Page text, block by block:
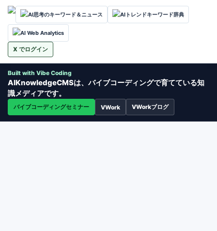
AI思考のキーワード＆ニュース AIトレンドキーワード辞典
AI Web Analytics
X でログイン
Built with Vibe Coding
AIKnowledgeCMSは、バイブコーディングで育てている知
識メディアです。
バイブコーディングセミナー VWork VWorkブログ